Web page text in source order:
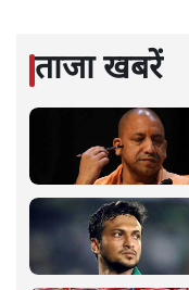
ताजा खबरें